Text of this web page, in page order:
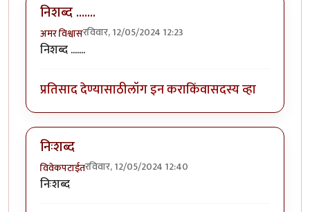
निशब्द .......
अमर विश्वासरविवार, 12/05/2024 12:23
निशब्द .......
प्रतिसाद देण्यासाठीलॉग इन कराकिंवासदस्य व्हा
निःशब्द
विवेकपटाईतरविवार, 12/05/2024 12:40
निःशब्द